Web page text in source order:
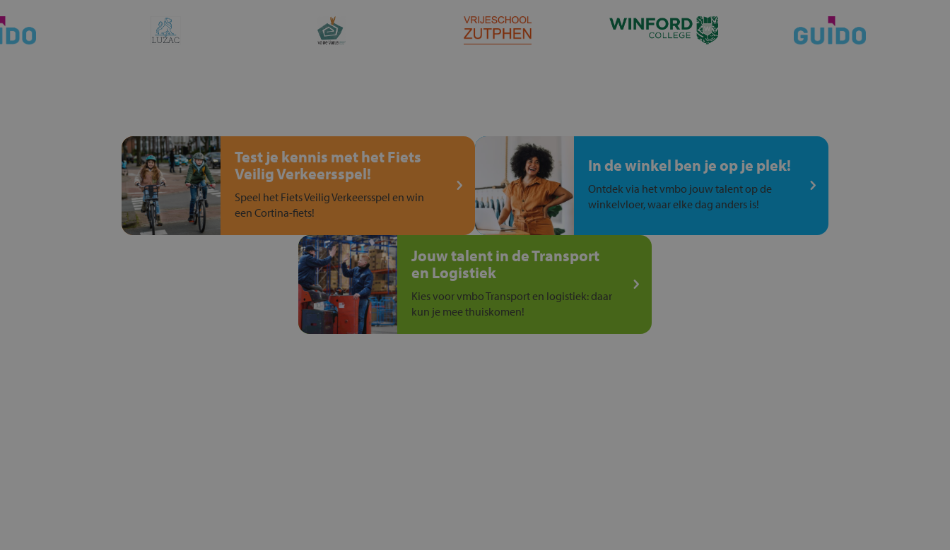
Test je kennis met het Fiets
Veilig Verkeersspel!
Speel het Fiets Veilig Verkeersspel en win
een Cortina-fiets!
In de winkel ben je op je plek!
Ontdek via het vmbo jouw talent op de
winkelvloer, waar elke dag anders is!
Jouw talent in de Transport
en Logistiek
Kies voor vmbo Transport en logistiek: daar
kun je mee thuiskomen!